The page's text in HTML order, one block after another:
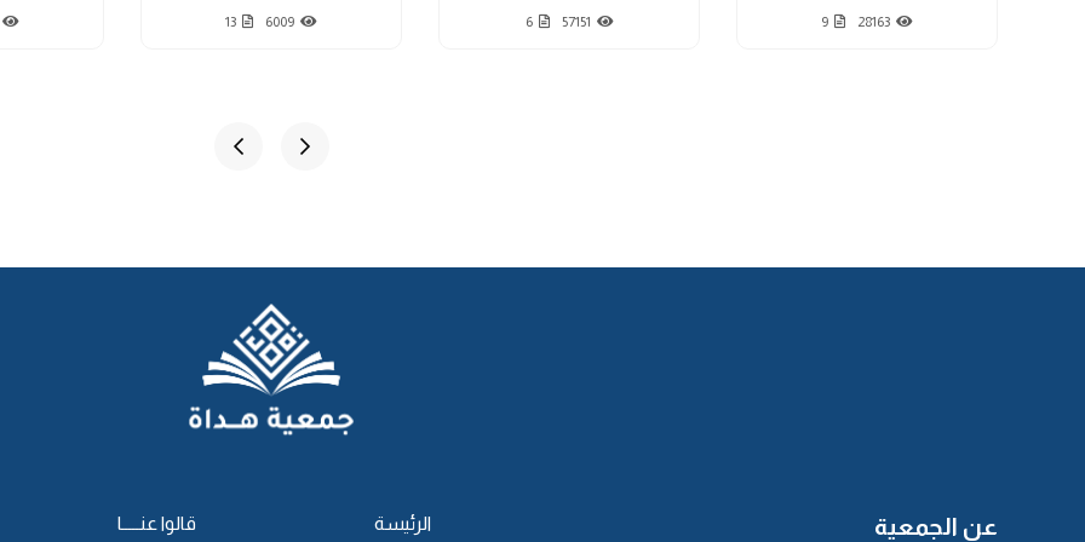
28163
9
57151
6
6009
13
عن الجمعية الرئيسة قالوا عنـــــا